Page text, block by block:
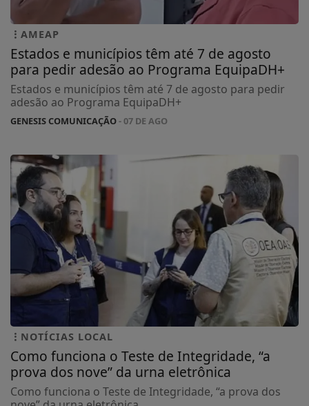
AMEAP
Estados e municípios têm até 7 de agosto
para pedir adesão ao Programa EquipaDH+
Estados e municípios têm até 7 de agosto para pedir
adesão ao Programa EquipaDH+
GENESIS COMUNICAÇÃO- 07 DE AGO
NOTÍCIAS LOCAL
Como funciona o Teste de Integridade, “a
prova dos nove” da urna eletrônica
Como funciona o Teste de Integridade, “a prova dos